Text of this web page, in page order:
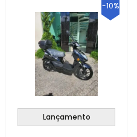
-10%
Lançamento